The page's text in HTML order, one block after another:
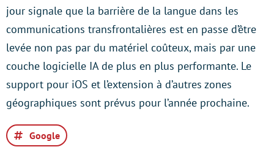
jour signale que la barrière de la langue dans les
communications transfrontalières est en passe d’être
levée non pas par du matériel coûteux, mais par une
couche logicielle IA de plus en plus performante. Le
support pour iOS et l’extension à d’autres zones
géographiques sont prévus pour l’année prochaine.
Google